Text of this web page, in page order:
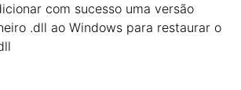
com sucesso uma versão
.dll ao Windows para restaurar o